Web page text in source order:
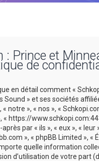
: Prince et
de
en détail comment «
Sound » et ses sociétés
notre », « nos », «
« https://
par « ils », « eux », « leur
», « phpBB Limited », «
quelle information
d’utilisation de votre part